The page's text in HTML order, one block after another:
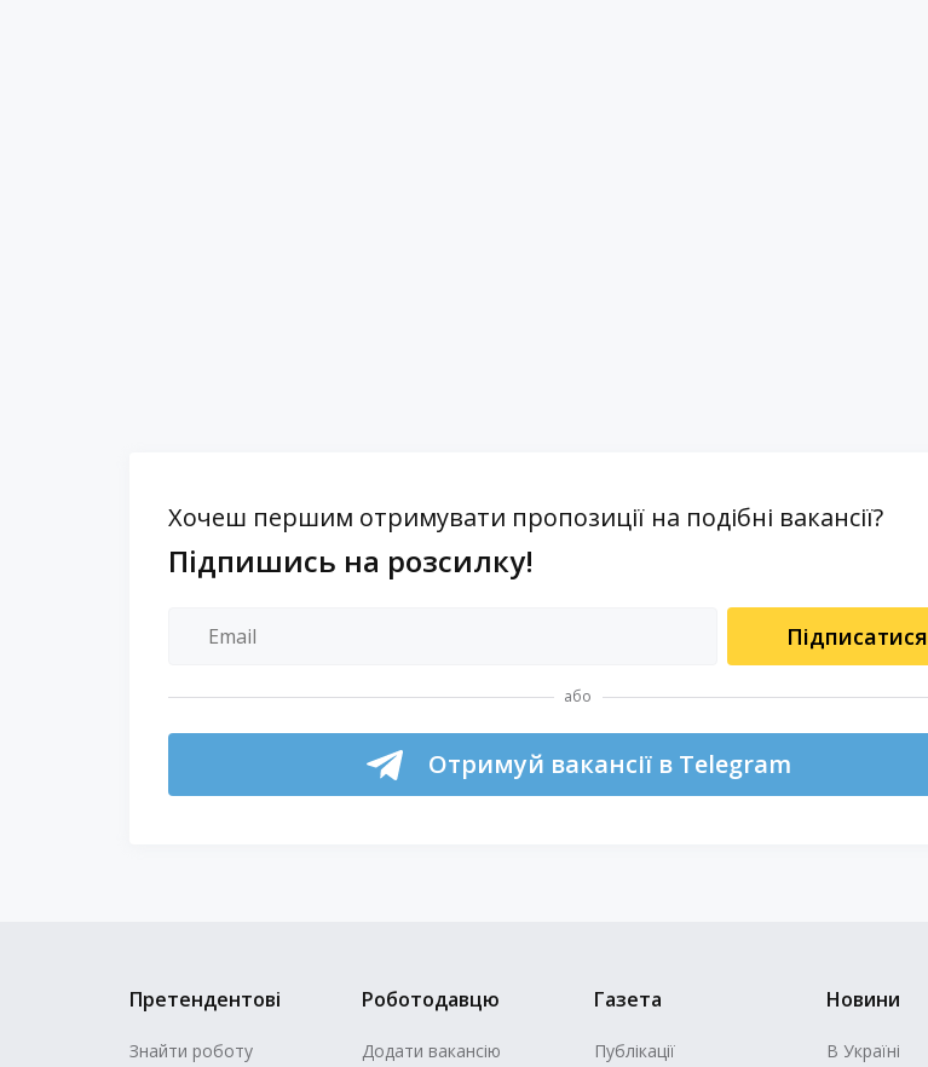
Хочеш першим отримувати пропозиції на подібні вакансії?
Підпишись на розсилку!
Підписатися
або
Отримуй вакансії в Telegram
Претендентові
Знайти роботу
Роботодавцю
Додати вакансію
Газета
Публікації
Новини
В Україні